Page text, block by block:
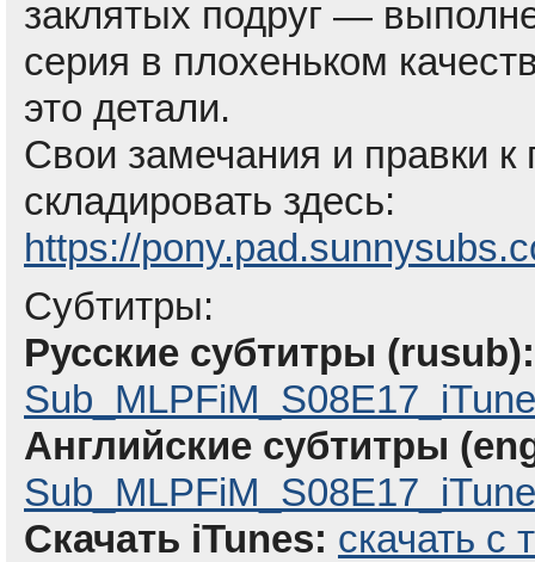
заклятых подруг —
серия в плохеньком
это детали.
Свои замечания и правки
складировать здесь:
https://
Субтитры:
Русские субтитры (rusub):
Английские субтитры
Скачать iTunes: скачать с